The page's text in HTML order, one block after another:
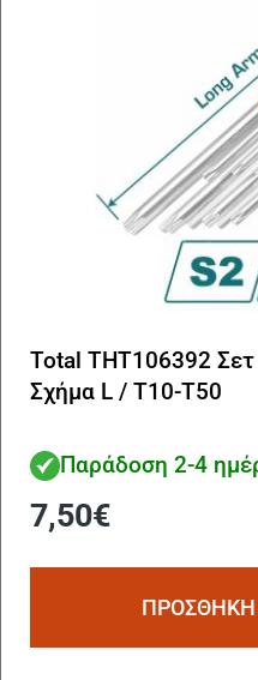
Total THT106392 Σετ
Σχήμα L / Τ10-Τ50
Παράδοση 2-4
7,50€
ΠΡΟΣΘΗΚΗ